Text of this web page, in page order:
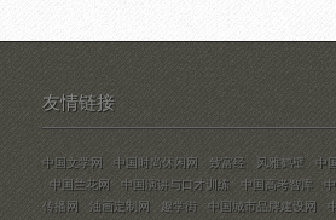
友情链接
中国文学网 中国时尚休闲网 致富经 风雅鹤壁 中
中国兰花网
中国演讲与口才训练 中国高考智库
传播网
油画定制网 趣学街 中国城市品牌建设网